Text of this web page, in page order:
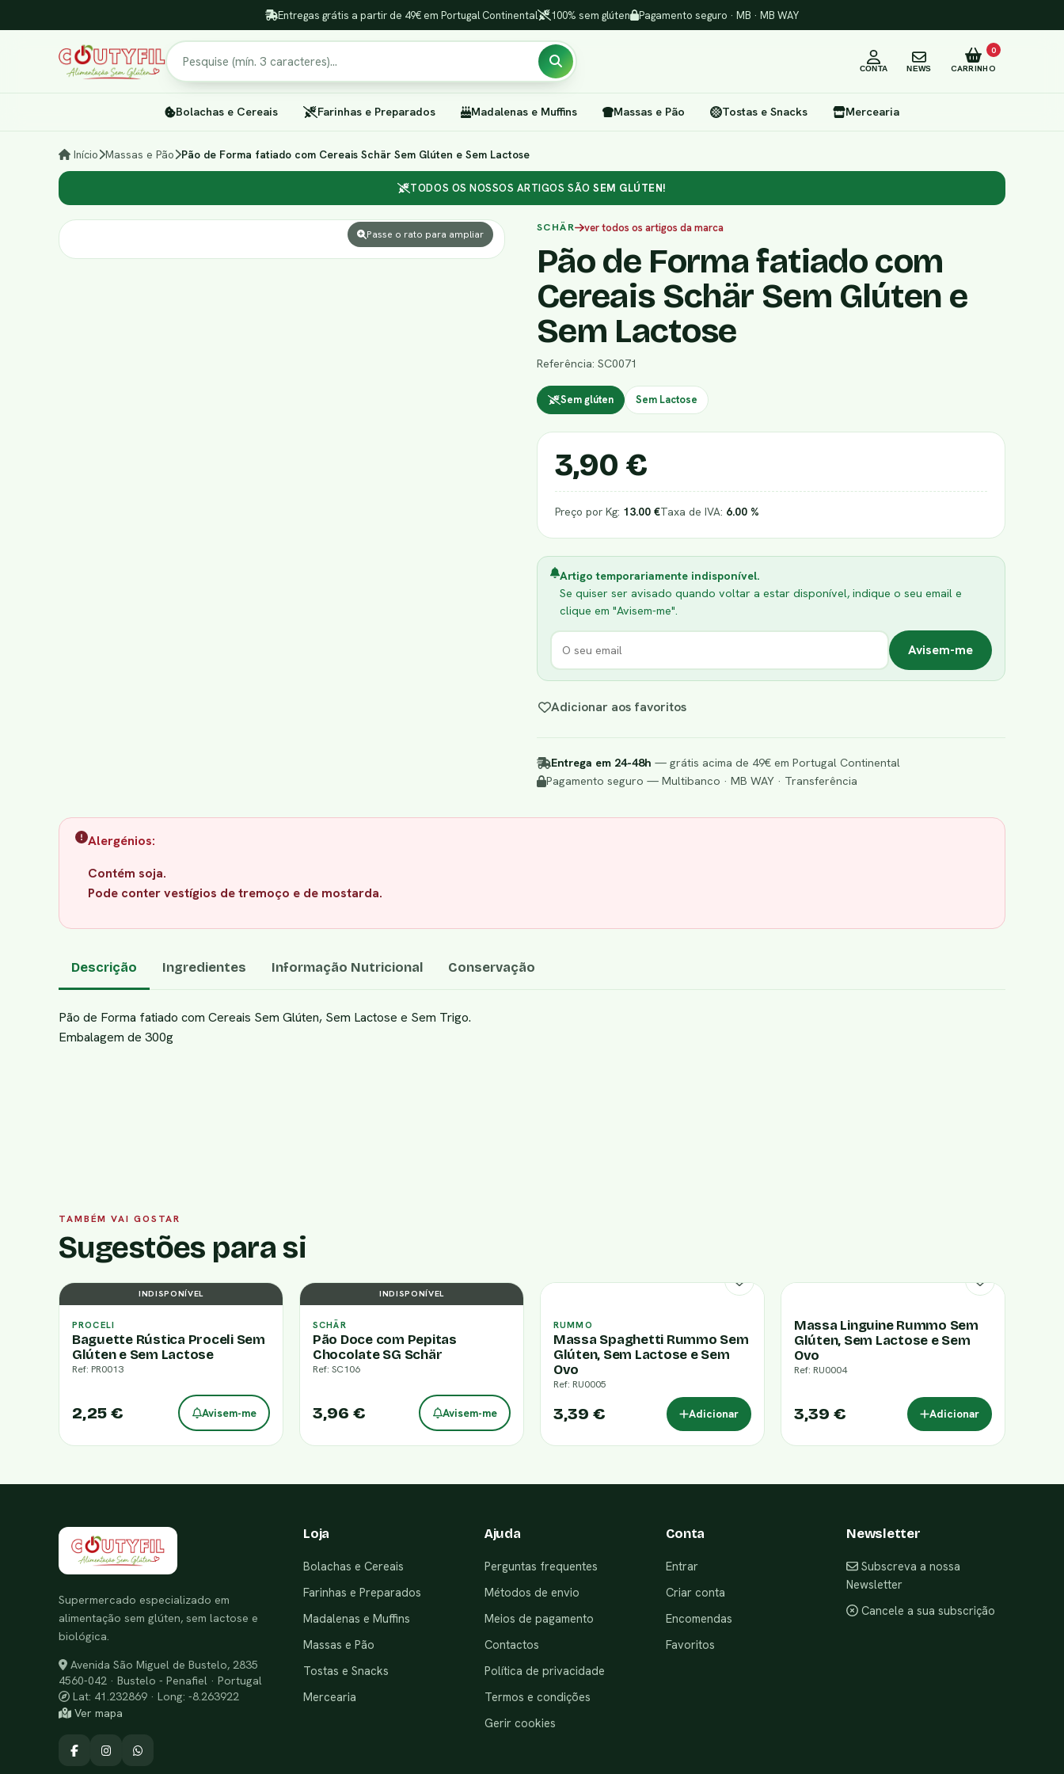
Entregas grátis a partir de 49€ em Portugal Continental 100% sem glúten Pagamento seguro · MB · MB WAY
Pesquisar
CONTA NEWS CARRINHO
0
Bolachas e Cereais Farinhas e Preparados Madalenas e Muffins Massas e Pão Tostas e Snacks Mercearia
Início Massas e Pão Pão de Forma fatiado com Cereais Schär Sem Glúten e Sem Lactose
TODOS OS NOSSOS ARTIGOS SÃO SEM GLÚTEN!
Passe o rato para ampliar
SCHÄR ver todos os artigos da marca
Pão de Forma fatiado com
Cereais Schär Sem Glúten e
Sem Lactose
Referência: SC0071
Sem glúten Sem Lactose
3,90 €
Preço por Kg: 13.00 €Taxa de IVA: 6.00 %
Artigo temporariamente indisponível.
Se quiser ser avisado quando voltar a estar disponível, indique o seu email e
clique em "Avisem-me".
Avisem-me
Adicionar aos favoritos
Entrega em 24-48h — grátis acima de 49€ em Portugal Continental
Pagamento seguro — Multibanco · MB WAY · Transferência
Alergénios:
Contém soja.
Pode conter vestígios de tremoço e de mostarda.
Descrição Ingredientes Informação Nutricional Conservação
Pão de Forma fatiado com Cereais Sem Glúten, Sem Lactose e Sem Trigo.
Embalagem de 300g
TAMBÉM VAI GOSTAR
Sugestões para si
INDISPONÍVEL
PROCELI
Baguette Rústica Proceli Sem
Glúten e Sem Lactose
Ref: PR0013
2,25 € Avisem-me
INDISPONÍVEL
SCHÄR
Pão Doce com Pepitas
Chocolate SG Schär
Ref: SC106
3,96 € Avisem-me
RUMMO
Massa Spaghetti Rummo Sem
Glúten, Sem Lactose e Sem
Ovo
Ref: RU0005
3,39 € Adicionar
Massa Linguine Rummo Sem
Glúten, Sem Lactose e Sem
Ovo
Ref: RU0004
3,39 € Adicionar
Supermercado especializado em
alimentação sem glúten, sem lactose e
biológica.
Avenida São Miguel de Bustelo, 2835
4560-042 · Bustelo - Penafiel · Portugal
Lat: 41.232869 · Long: -8.263922
Ver mapa
Loja
Bolachas e Cereais
Farinhas e Preparados
Madalenas e Muffins
Massas e Pão
Tostas e Snacks
Mercearia
Ajuda
Perguntas frequentes
Métodos de envio
Meios de pagamento
Contactos
Política de privacidade
Termos e condições
Gerir cookies
Conta
Entrar
Criar conta
Encomendas
Favoritos
Newsletter
Subscreva a nossa
Newsletter
Cancele a sua subscrição